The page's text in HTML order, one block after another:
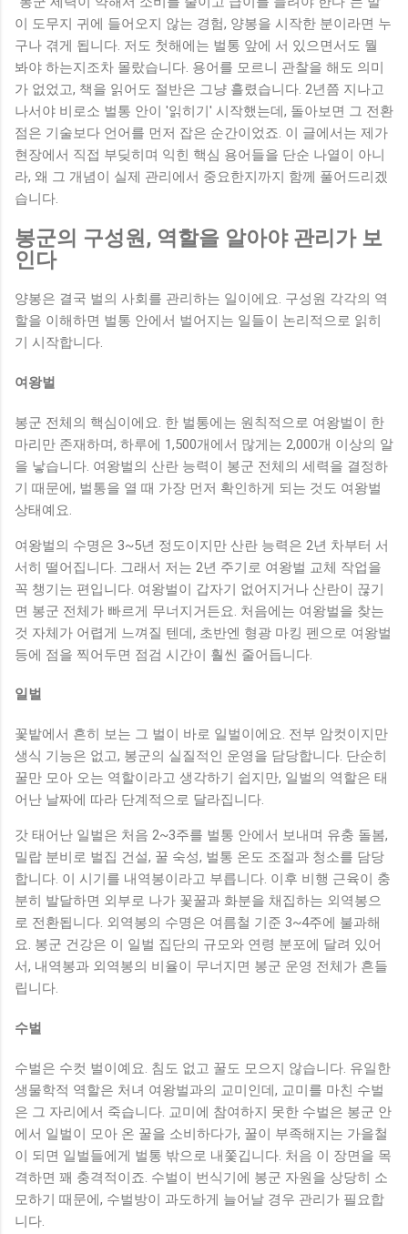
다. 그럼에도 불구하고 묵묵히 내검을 이어가며 여왕벌을 찾아
내고 건강한 산란 흔적을 마주할 때의 희열은 모든 긴장감을 눈
녹듯 사라지게 만듭니다. 수많은 시행착오 속에서 자연의 섭리
를 배우고 생명과의 교감을 쌓아가는 과정이야말로 양봉이 주
는 진정한 매력이 ...
이 도무지 귀에 들어오지 않는 경험, 양봉을 시작한 분이라면 누
구나 겪게 됩니다. 저도 첫해에는 벌통 앞에 서 있으면서도 뭘
봐야 하는지조차 몰랐습니다. 용어를 모르니 관찰을 해도 의미
가 없었고, 책을 읽어도 절반은 그냥 흘렸습니다. 2년쯤 지나고
나서야 비로소 벌통 안이 '읽히기' 시작했는데, 돌아보면 그 전환
점은 기술보다 언어를 먼저 잡은 순간이었죠. 이 글에서는 제가
현장에서 직접 부딪히며 익힌 핵심 용어들을 단순 나열이 아니
라, 왜 그 개념이 실제 관리에서 중요한지까지 함께 풀어드리겠
습니다.
봉군의 구성원, 역할을 알아야 관리가 보
인다
양봉은 결국 벌의 사회를 관리하는 일이에요. 구성원 각각의 역
할을 이해하면 벌통 안에서 벌어지는 일들이 논리적으로 읽히
기 시작합니다.
여왕벌
봉군 전체의 핵심이에요. 한 벌통에는 원칙적으로 여왕벌이 한
마리만 존재하며, 하루에 1,500개에서 많게는 2,000개 이상의 알
을 낳습니다. 여왕벌의 산란 능력이 봉군 전체의 세력을 결정하
기 때문에, 벌통을 열 때 가장 먼저 확인하게 되는 것도 여왕벌
상태예요.
여왕벌의 수명은 3~5년 정도이지만 산란 능력은 2년 차부터 서
서히 떨어집니다. 그래서 저는 2년 주기로 여왕벌 교체 작업을
꼭 챙기는 편입니다. 여왕벌이 갑자기 없어지거나 산란이 끊기
면 봉군 전체가 빠르게 무너지거든요. 처음에는 여왕벌을 찾는
것 자체가 어렵게 느껴질 텐데, 초반엔 형광 마킹 펜으로 여왕벌
등에 점을 찍어두면 점검 시간이 훨씬 줄어듭니다.
일벌
꽃밭에서 흔히 보는 그 벌이 바로 일벌이에요. 전부 암컷이지만
생식 기능은 없고, 봉군의 실질적인 운영을 담당합니다. 단순히
꿀만 모아 오는 역할이라고 생각하기 쉽지만, 일벌의 역할은 태
어난 날짜에 따라 단계적으로 달라집니다.
갓 태어난 일벌은 처음 2~3주를 벌통 안에서 보내며 유충 돌봄,
밀랍 분비로 벌집 건설, 꿀 숙성, 벌통 온도 조절과 청소를 담당
합니다. 이 시기를 내역봉이라고 부릅니다. 이후 비행 근육이 충
분히 발달하면 외부로 나가 꽃꿀과 화분을 채집하는 외역봉으
로 전환됩니다. 외역봉의 수명은 여름철 기준 3~4주에 불과해
요. 봉군 건강은 이 일벌 집단의 규모와 연령 분포에 달려 있어
서, 내역봉과 외역봉의 비율이 무너지면 봉군 운영 전체가 흔들
립니다.
수벌
수벌은 수컷 벌이예요. 침도 없고 꿀도 모으지 않습니다. 유일한
생물학적 역할은 처녀 여왕벌과의 교미인데, 교미를 마친 수벌
은 그 자리에서 죽습니다. 교미에 참여하지 못한 수벌은 봉군 안
에서 일벌이 모아 온 꿀을 소비하다가, 꿀이 부족해지는 가을철
이 되면 일벌들에게 벌통 밖으로 내쫓깁니다. 처음 이 장면을 목
격하면 꽤 충격적이죠. 수벌이 번식기에 봉군 자원을 상당히 소
모하기 때문에, 수벌방이 과도하게 늘어날 경우 관리가 필요합
니다.